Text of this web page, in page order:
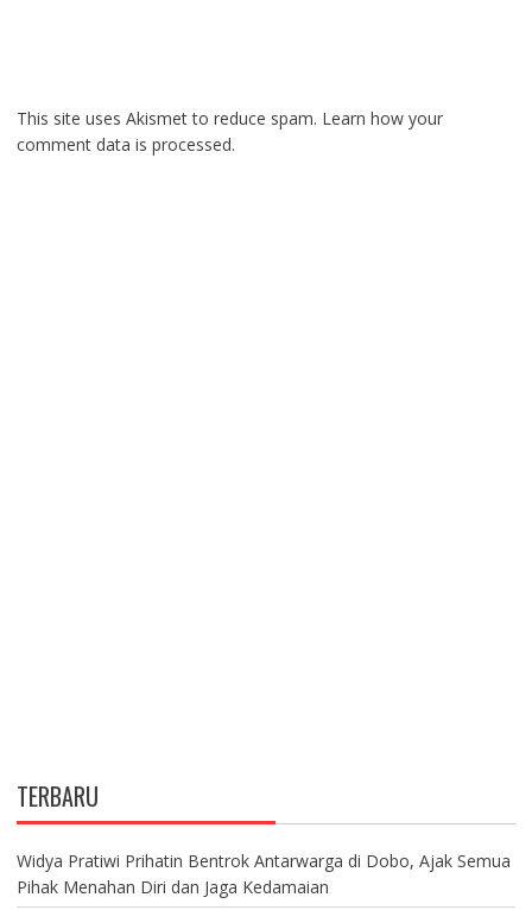
This site uses Akismet to reduce spam. Learn how your
comment data is processed.
TERBARU
Widya Pratiwi Prihatin Bentrok Antarwarga di Dobo, Ajak Semua
Pihak Menahan Diri dan Jaga Kedamaian